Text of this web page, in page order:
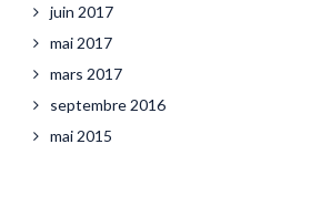
juin 2017
mai 2017
mars 2017
septembre 2016
mai 2015